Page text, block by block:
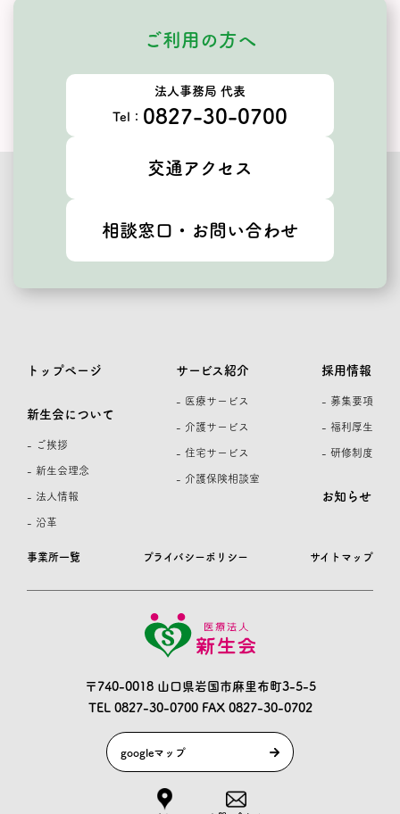
ご利用の方へ
法人事務局 代表
Tel： 0827-30-0700
交通アクセス
相談窓口・お問い合わせ
〒740-0018 山口県岩国市麻里布町3-5-5
TEL 0827-30-0700FAX 0827-30-0702
googleマップ
事業所一覧 プライバシーポリシー サイトマップ
トップページ
新生会について
- ご挨拶
- 新生会理念
- 法人情報
- 沿革
サービス紹介
- 医療サービス
- 介護サービス
- 住宅サービス
- 介護保険相談室
採用情報
- 募集要項
- 福利厚生
- 研修制度
お知らせ